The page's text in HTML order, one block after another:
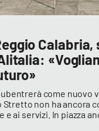
Calabria,
come nuovo
Stretto non ha ancora
e ai servizi. In piazza